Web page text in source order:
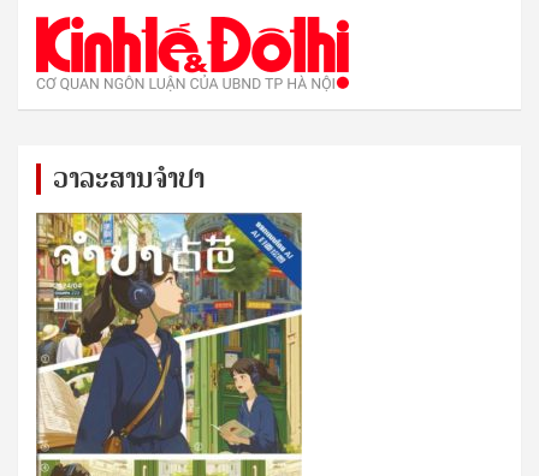
ວາລະສານຈຳປາ